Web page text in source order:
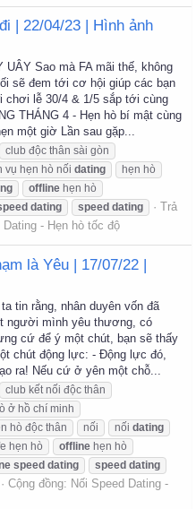
| 22/04/23 | Hình ảnh
UÂY Sao mà FA mãi thế, không
sẽ đem tới cơ hội giúp các bạn
lễ 30/4 & 1/5 sắp tới cùng
THÁNG 4 - Hẹn hò bí mật cùng
một giờ Lần sau gặp...
club độc thân sài gòn
vụ hẹn hò nối dating
hẹn hò
offline hẹn hò
dating speed dating
Trả
Dating - Hẹn hò tốc độ
là Yêu | 17/07/22 |
tin rằng, nhân duyên vốn đã
người mình yêu thương, có
cứ để ý một chút, bạn sẽ thấy
chút động lực: - Động lực đó,
ra! Nếu cứ ở yên một chỗ...
club kết nối độc thân
ở hồ chí minh
hò độc thân nối nối dating
hẹn hò offline hẹn hò
speed dating speed dating
Cộng đồng: Nối Speed Dating -